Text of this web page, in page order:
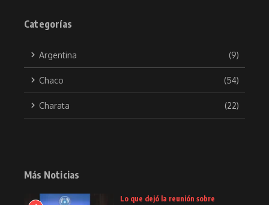
Categorías
Argentina (9)
Chaco (54)
Charata (22)
Más Noticias
Lo que dejó la reunión sobre